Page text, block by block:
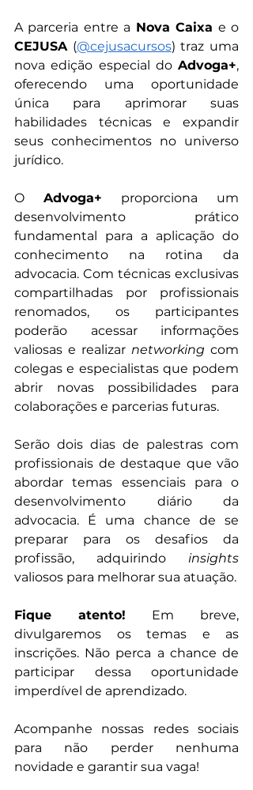
A parceria entre a Nova Caixa
CEJUSA (@cejusacursos) traz uma
nova edição especial do Advoga+,
oferecendo uma oportunidade
única para aprimorar suas
habilidades técnicas e expandir
seus conhecimentos no universo
jurídico.
O Advoga+ proporciona um
desenvolvimento prático
fundamental para a aplicação do
conhecimento na rotina da
advocacia. Com técnicas exclusivas
compartilhadas por profissionais
renomados, os participantes
poderão acessar informações
valiosas e realizar networking com
colegas e especialistas que podem
abrir novas possibilidades para
colaborações e parcerias futuras.
Serão dois dias de palestras com
profissionais de destaque que vão
abordar temas essenciais para o
desenvolvimento diário da
advocacia. É uma chance de se
preparar para os desafios da
profissão, adquirindo
valiosos para melhorar sua atuação.
Fique atento! Em breve,
divulgaremos os temas e as
inscrições. Não perca a chance de
participar dessa oportunidade
imperdível de aprendizado.
Acompanhe nossas redes sociais
para não perder nenhuma
novidade e garantir sua vaga!